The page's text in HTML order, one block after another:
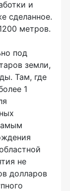
и
сделанное.
метров.
под
земли,
Там, где
1
не
долларов